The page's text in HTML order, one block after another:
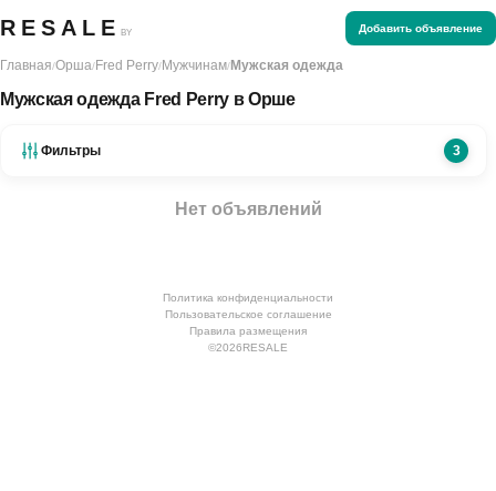
RESALE BY Добавить объявление
Главная/Орша/Fred Perry/Мужчинам/Мужская одежда
Мужская одежда Fred Perry в Орше
Фильтры 3
Нет объявлений
Политика конфиденциальности
Пользовательское соглашение
Правила размещения
©2026RESALE